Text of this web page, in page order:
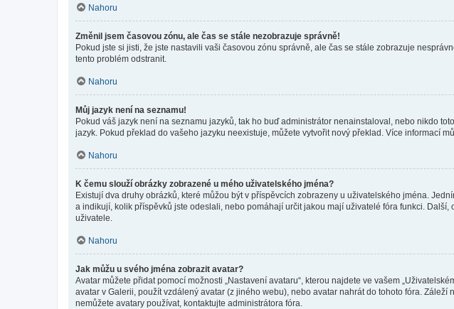
Nahoru
Změnil jsem časovou zónu, ale čas se stále nezobrazuje správně!
Pokud jste si jisti, že jste nastavili vaši časovou zónu správně, ale čas se stále zobrazuje
tento problém odstranit.
Nahoru
Můj jazyk není na seznamu!
Pokud váš jazyk není na seznamu jazyků, tak ho buď administrátor nenainstaloval, nebo nikdo
jazyk. Pokud překlad do vašeho jazyku neexistuje, můžete vytvořit nový překlad. Více informací
Nahoru
K čemu slouží obrázky zobrazené u mého uživatelského jména?
Existují dva druhy obrázků, které můžou být v příspěvcích zobrazeny u uživatelského jména.
a indikují, kolik příspěvků jste odeslali, nebo pomáhají určit jakou mají uživatelé fóra funkci.
uživatele.
Nahoru
Jak můžu u svého jména zobrazit avatar?
Avatar můžete přidat pomocí možnosti „Nastavení avataru“, kterou najdete ve vašem
avatar v Galerii, použít vzdálený avatar (z jiného webu), nebo avatar nahrát do tohoto fóra.
nemůžete avatary používat, kontaktujte administrátora fóra.